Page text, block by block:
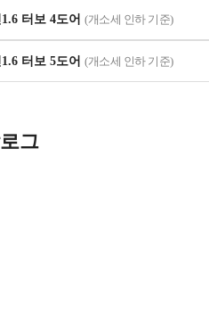
터보 4도어 (개소세 인하 기준)
터보 5도어 (개소세 인하 기준)
그